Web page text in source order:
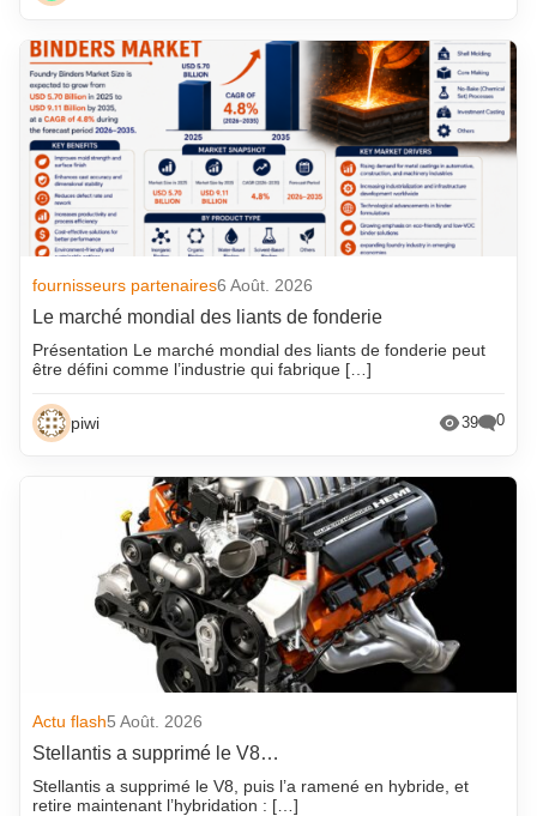
fournisseurs partenaires6 Août. 2026
Le marché mondial des liants de fonderie
Présentation Le marché mondial des liants de fonderie peut
être défini comme l’industrie qui fabrique […]
piwi 39 0
Actu flash5 Août. 2026
Stellantis a supprimé le V8…
Stellantis a supprimé le V8, puis l’a ramené en hybride, et
retire maintenant l’hybridation : […]